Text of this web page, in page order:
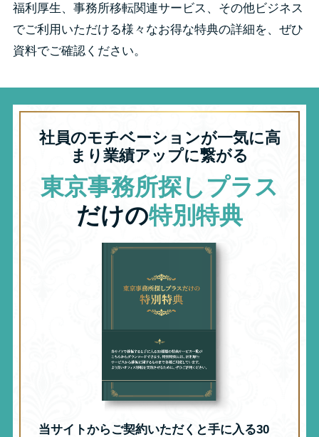
福利厚生、事務所移転関連サービス、その他ビジネス
でご利用いただける様々なお得な特典の詳細を、ぜひ
資料でご確認ください。
社員のモチベーションが一気に高
まり業績アップに繋がる
東京事務所探しプラス
だけの特別特典
当サイトからご契約いただくと手に入る30